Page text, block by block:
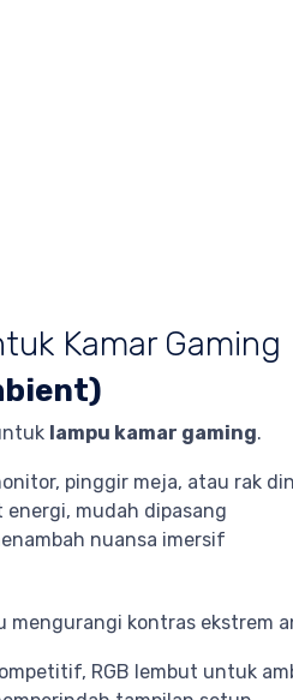
Kamar Gaming
lampu kamar gaming.
pinggir meja, atau rak
mudah dipasang
nuansa imersif
mengurangi kontras ekstrem
RGB lembut untuk